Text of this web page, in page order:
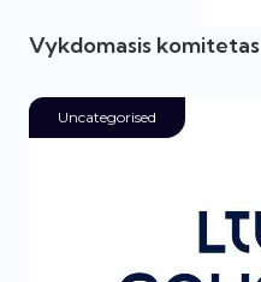
Vykdomasis komitetas
Uncategorised